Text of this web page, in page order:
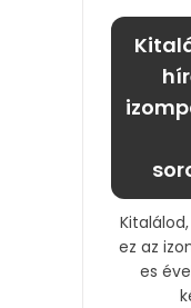
ez az
es